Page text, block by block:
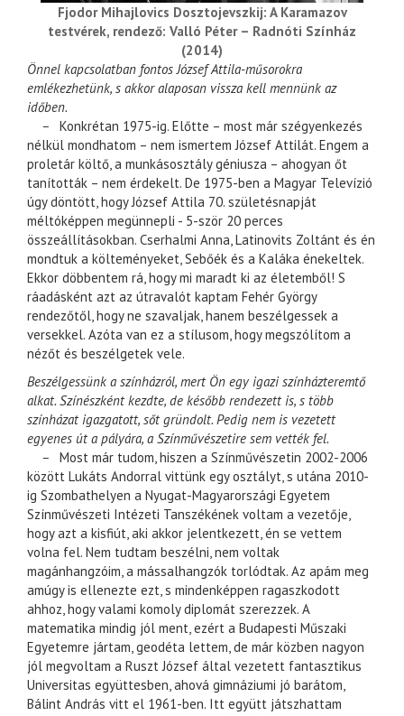
Fjodor Mihajlovics Dosztojevszkij: A Karamazov
testvérek, rendező: Valló Péter – Radnóti Színház
(2014)
Önnel kapcsolatban fontos József Attila-műsorokra
emlékezhetünk, s akkor alaposan vissza kell mennünk az
időben.
– Konkrétan 1975-ig. Előtte – most már szégyenkezés
nélkül mondhatom – nem ismertem József Attilát. Engem a
proletár költő, a munkásosztály géniusza – ahogyan őt
tanították – nem érdekelt. De 1975-ben a Magyar Televízió
úgy döntött, hogy József Attila 70. születésnapját
méltóképpen megünnepli - 5-ször 20 perces
összeállításokban. Cserhalmi Anna, Latinovits Zoltánt és én
mondtuk a költeményeket, Sebőék és a Kaláka énekeltek.
Ekkor döbbentem rá, hogy mi maradt ki az életemből! S
ráadásként azt az útravalót kaptam Fehér György
rendezőtől, hogy ne szavaljak, hanem beszélgessek a
versekkel. Azóta van ez a stílusom, hogy megszólítom a
nézőt és beszélgetek vele.
Beszélgessünk a színházról, mert Ön egy igazi színházteremtő
alkat. Színészként kezdte, de később rendezett is, s több
színházat igazgatott, sőt gründolt. Pedig nem is vezetett
egyenes út a pályára, a Színművészetire sem vették fel.
– Most már tudom, hiszen a Színművészetin 2002-2006
között Lukáts Andorral vittünk egy osztályt, s utána 2010-
ig Szombathelyen a Nyugat-Magyarországi Egyetem
Színművészeti Intézeti Tanszékének voltam a vezetője,
hogy azt a kisfiút, aki akkor jelentkezett, én se vettem
volna fel. Nem tudtam beszélni, nem voltak
magánhangzóim, a mássalhangzók torlódtak. Az apám meg
amúgy is ellenezte ezt, s mindenképpen ragaszkodott
ahhoz, hogy valami komoly diplomát szerezzek. A
matematika mindig jól ment, ezért a Budapesti Műszaki
Egyetemre jártam, geodéta lettem, de már közben nagyon
jól megvoltam a Ruszt József által vezetett fantasztikus
Universitas együttesben, ahová gimnáziumi jó barátom,
Bálint András vitt el 1961-ben. Itt együtt játszhattam